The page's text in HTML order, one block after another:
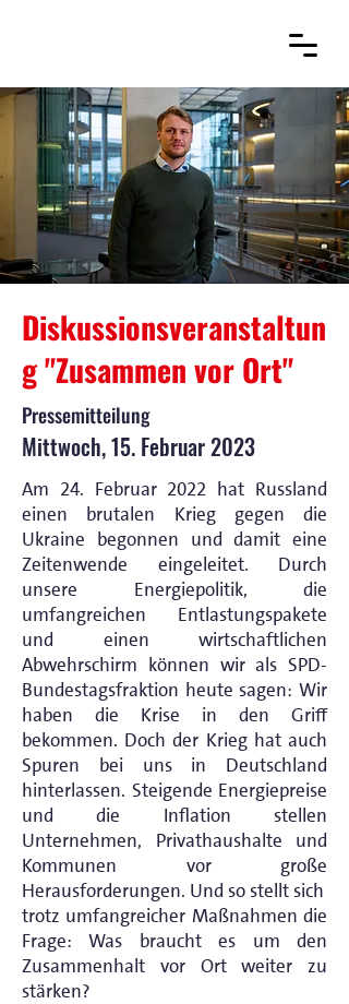
Diskussionsveranstaltun
g "Zusammen vor Ort"
Pressemitteilung
Mittwoch, 15. Februar 2023
Am 24. Februar 2022 hat Russland
einen brutalen Krieg gegen die
Ukraine begonnen und damit eine
Zeitenwende eingeleitet. Durch
unsere Energiepolitik, die
umfangreichen Entlastungspakete
und einen wirtschaftlichen
Abwehrschirm können wir als SPD-
Bundestagsfraktion heute sagen: Wir
haben die Krise in den Griff
bekommen. Doch der Krieg hat auch
Spuren bei uns in Deutschland
hinterlassen. Steigende Energiepreise
und die Inflation stellen
Unternehmen, Privathaushalte und
Kommunen vor große
Herausforderungen. Und so stellt sich
trotz umfangreicher Maßnahmen die
Frage: Was braucht es um den
Zusammenhalt vor Ort weiter zu
stärken?